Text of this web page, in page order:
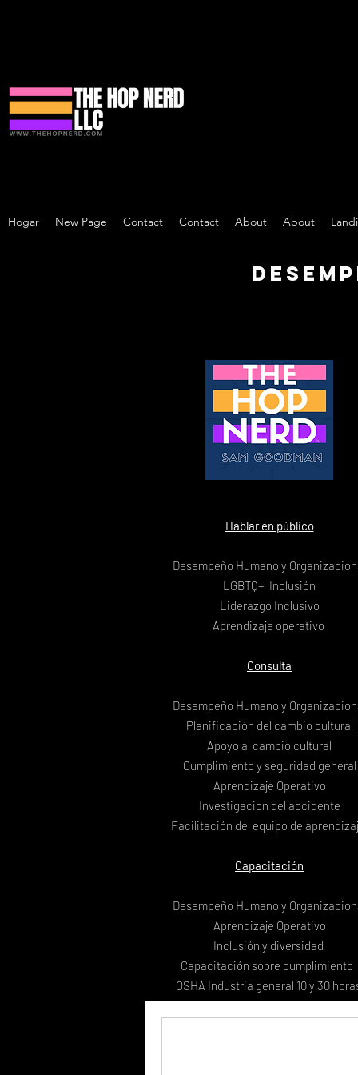
Hogar New Page Contact Contact About About
Hablar en público
Desempeño Humano y
LGBTQ+ Inclusión
Liderazgo Inclusivo
Aprendizaje operativo
Consulta
Desempeño Humano y
Planificación del cambio cultural
Apoyo al cambio cultural
Cumplimiento y seguridad general
Aprendizaje Operativo
Investigacion del accidente
Facilitación del equipo de
Capacitación
Desempeño Humano y
Aprendizaje Operativo
Inclusión y diversidad
Capacitación sobre cumplimiento
OSHA Industria general 10 y 30